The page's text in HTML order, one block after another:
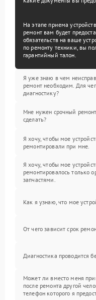
На этапе приема
ремонт вам будет
обязательств на ваше
по ремонту техники, вы
гарантийный талон.
Я уже знаю в чем
ремонт необходим. Для
диагностику?
Мне нужен срочный
сделать?
Я хочу, чтобы мое
ремонтировали при мне.
Я хочу, чтобы мое
ремонтировалось только
запчастями.
Как я узнаю, что мое
От чего зависит срок
Диагностика проводится
Может ли вместо меня
после ремонта другой
телефон которого я